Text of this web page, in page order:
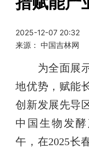
2025-12-07 20:32
来源： 中国吉林网
为全面展示
地优势，赋能
创新发展先导
中国生物发
午，在2025长